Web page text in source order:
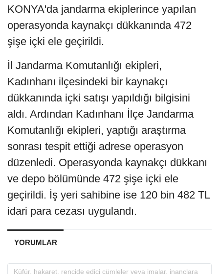
KONYA'da jandarma ekiplerince yapılan
operasyonda kaynakçı dükkanında 472
şişe içki ele geçirildi.
İl Jandarma Komutanlığı ekipleri,
Kadınhanı ilçesindeki bir kaynakçı
dükkanında içki satışı yapıldığı bilgisini
aldı. Ardından Kadınhanı İlçe Jandarma
Komutanlığı ekipleri, yaptığı araştırma
sonrası tespit ettiği adrese operasyon
düzenledi. Operasyonda kaynakçı dükkanı
ve depo bölümünde 472 şişe içki ele
geçirildi. İş yeri sahibine ise 120 bin 482 TL
idari para cezası uygulandı.
YORUMLAR